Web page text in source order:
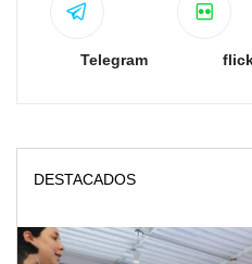
Telegram
DESTACADOS